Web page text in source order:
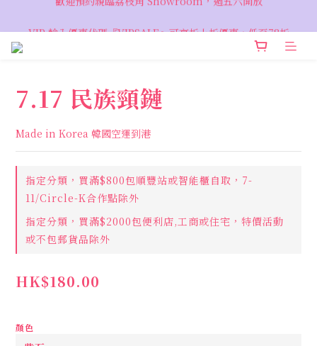
VIP 輸入優惠代碼『VIPSALE』可享折上折優惠，低至78折
7.17 民族頸鏈
Made in Korea 韓國空運到港
指定分類，買滿$800包順豐站或智能櫃自取，7-
11/Circle-K合作點除外
指定分類，買滿$2000包便利店,工商或住宅，特價活動
或不包郵貨品除外
HK$180.00
顏色